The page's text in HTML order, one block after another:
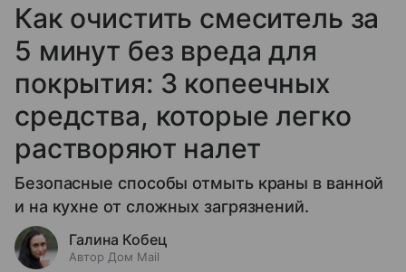
Как очистить смеситель за
5 минут без вреда для
покрытия: 3 копеечных
средства, которые легко
растворяют налет
Безопасные способы отмыть краны в ванной
и на кухне от сложных загрязнений.
Галина Кобец
Автор Дом Mail